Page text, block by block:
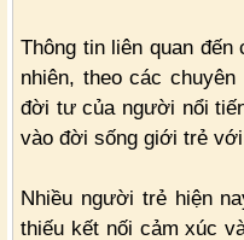
Thông tin liên quan
nhiên, theo các
đời tư của người nổi
vào đời sống giới trẻ
Nhiều người trẻ hiện
thiếu kết nối cảm xúc